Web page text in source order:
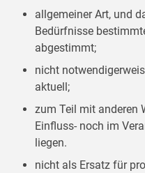
allgemeiner Art, und
Bedürfnisse
abgestimmt;
nicht
aktuell;
zum Teil mit anderen
Einfluss- noch im
liegen.
nicht als Ersatz für